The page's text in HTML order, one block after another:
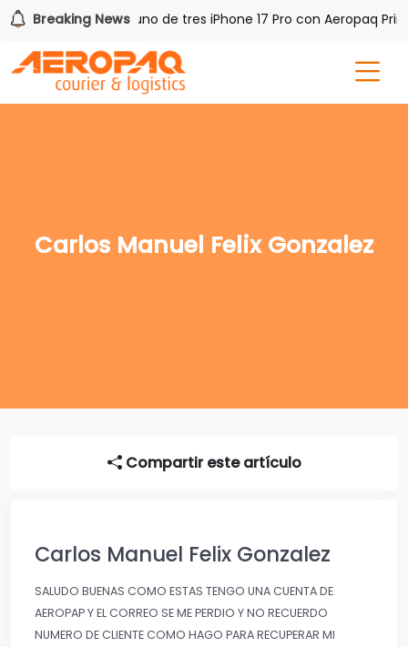
Breaking NewsGana uno de tres iPhone 17 Pro con Aeropaq Prime
Carlos Manuel Felix Gonzalez
Compartir este artículo
Carlos Manuel Felix Gonzalez
SALUDO BUENAS COMO ESTAS TENGO UNA CUENTA DE
AEROPAP Y EL CORREO SE ME PERDIO Y NO RECUERDO
NUMERO DE CLIENTE COMO HAGO PARA RECUPERAR MI